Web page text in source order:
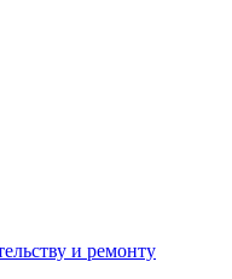
и ремонту